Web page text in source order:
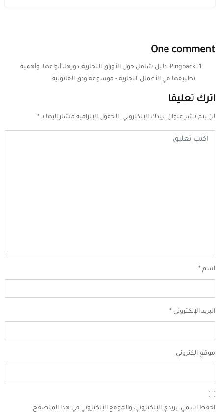
One comment
Pingback: دليل شامل حول الأوراق التجارية: دورها، أنواعها، وأهمية
تطبيقها في الأعمال التجارية - موسوعة ودق القانونية
اترك تعليقا
لن يتم نشر عنوان بريدك الإلكتروني. الحقول الإلزامية مشار إليها بـ *
اسم *
البريد الإلكتروني *
موقع الكتروني
احفظ اسمي، بريدي الإلكتروني، والموقع الإلكتروني في هذا المتصفح